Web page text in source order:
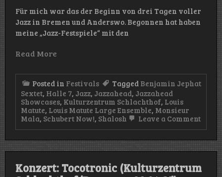
Für mich war das der Beginn von drei Tagen voller
Jazz in Bremen und Anderswo. Begonnen hat haben
meine „Jazz-Festspiele“ mit den
Read More
Posted in Festivals Tagged Benjamin Jephat
Sextet, Halle 7, Jazz, Jazzahead, Jazzahead
Showcases, Kulturzentrum Schlachthof, Louis
Matute, Louis Matute Large Ensemble, Monsieur
Mala, Schubert Now!, Shalosh Leave a Commenton
–
7
Konzert: Tocotronic (Kulturzentrum